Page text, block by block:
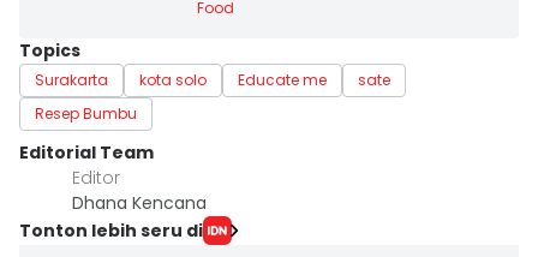
Food
Topics
Surakarta kota solo Educate me
sate
Resep Bumbu
Editorial Team
Editor
Dhana Kencana
Tonton lebih seru di